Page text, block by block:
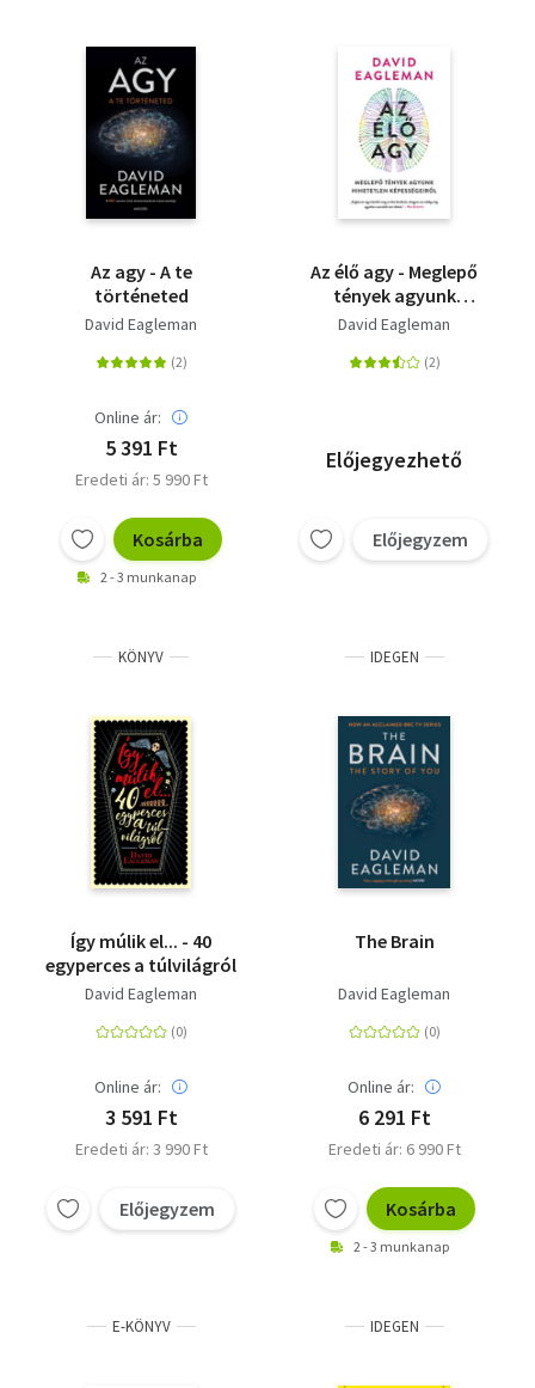
Társadalomtudomány
Természettudomány
Történelem
Az agy - A te
történeted
David Eagleman
Online ár:
5 391 Ft
Eredeti ár: 5 990 Ft
Kosárba
2 - 3 munkanap
Az élő agy - Meglepő
tények agyunk
hihetetlen
David Eagleman
Előjegyezhető
Előjegyzem
KÖNYV
Így múlik el... - 40
egyperces a túlvilágról
David Eagleman
Online ár:
3 591 Ft
Eredeti ár: 3 990 Ft
Előjegyzem
IDEGEN
The Brain
David Eagleman
Online ár:
6 291 Ft
Eredeti ár: 6 990 Ft
Kosárba
2 - 3 munkanap
E-KÖNYV IDEGEN